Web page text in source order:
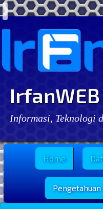
IrfanWEB
Informasi, Teknologi
Menu Utama
Home
Pengetahuan